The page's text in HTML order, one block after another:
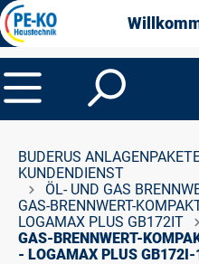
springen
BUDERUS
KUNDENDIENST
ÖL- UND GAS
GAS-BRENNWERT-
LOGAMAX PLUS GB172IT
GAS-BRENNWERT-
- LOGAMAX PLUS